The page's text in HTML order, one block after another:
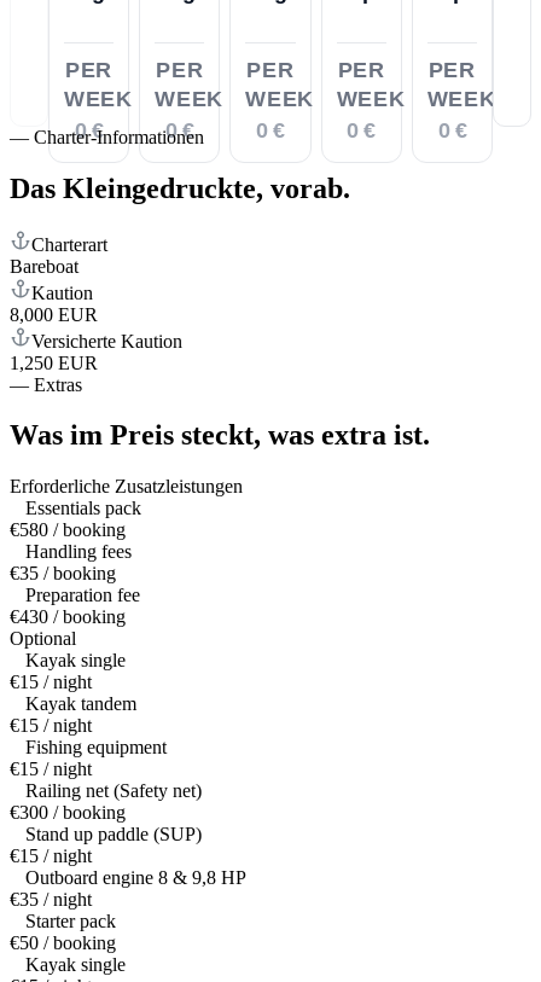
PER
WEEK
0 €
PER
WEEK
0 €
PER
WEEK
0 €
PER
WEEK
0 €
PER
WEEK
0 €
— Charter-Informationen
Das Kleingedruckte, vorab.
Charterart
Bareboat
Kaution
8,000 EUR
Versicherte Kaution
1,250 EUR
— Extras
Was im Preis steckt, was extra ist.
Erforderliche Zusatzleistungen
Essentials pack
€580 / booking
Handling fees
€35 / booking
Preparation fee
€430 / booking
Optional
Kayak single
€15 / night
Kayak tandem
€15 / night
Fishing equipment
€15 / night
Railing net (Safety net)
€300 / booking
Stand up paddle (SUP)
€15 / night
Outboard engine 8 & 9,8 HP
€35 / night
Starter pack
€50 / booking
Kayak single